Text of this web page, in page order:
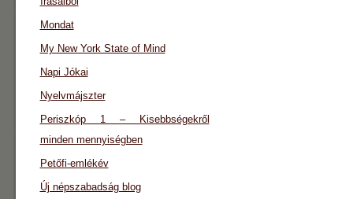
Mondat
My New York State of Mind
Napi Jókai
Nyelvmájszter
Periszkóp 1 – Kisebbségekről
minden mennyiségben
Petőfi-emlékév
Új népszabadság blog